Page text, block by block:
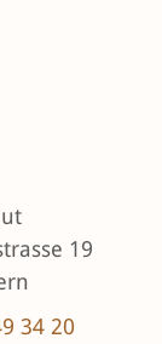
19
34 20